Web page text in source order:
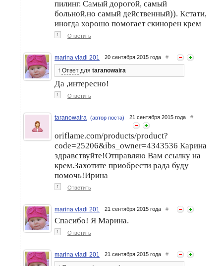
пилинг. Самый дорогой, самый
больной,но самый действенный)). Кстати,
иногда хорошо помогает скинорен крем
↑ Ответить
marina vladi 201 20 сентября 2015 года #
↑ Ответ для taranowaira
Да ,интересно!
↑ Ответить
taranowaira (автор поста) 21 сентября 2015 года #
oriflame.com/products/product?
code=25206&ibs_owner=4343536 Карина
здравствуйте!Отправляю Вам ссылку на
крем.Захотите приобрести рада буду
помочь!Ирина
↑ Ответить
marina vladi 201 21 сентября 2015 года #
Спасибо! Я Марина.
↑ Ответить
marina vladi 201 21 сентября 2015 года #